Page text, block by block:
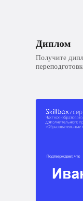
Диплом
Получите